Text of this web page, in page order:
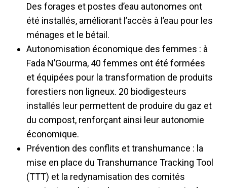
Des forages et postes d’eau autonomes ont
été installés, améliorant l’accès à l’eau pour les
ménages et le bétail.
Autonomisation économique des femmes : à
Fada N’Gourma, 40 femmes ont été formées
et équipées pour la transformation de produits
forestiers non ligneux. 20 biodigesteurs
installés leur permettent de produire du gaz et
du compost, renforçant ainsi leur autonomie
économique.
Prévention des conflits et transhumance : la
mise en place du Transhumance Tracking Tool
(TTT) et la redynamisation des comités